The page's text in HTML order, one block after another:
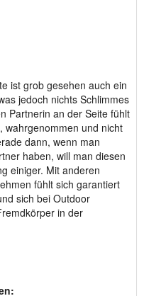
ist grob gesehen auch ein
jedoch nichts Schlimmes
Partnerin an der Seite fühlt
wahrgenommen und nicht
dann, wenn man
haben, will man diesen
einiger. Mit anderen
fühlt sich garantiert
sich bei Outdoor
in der